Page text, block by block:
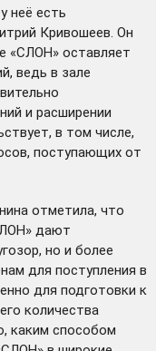
неё есть
Кривошеев. Он
«СЛОН» оставляет
ведь в зале
и расширении
в том числе,
поступающих от
отметила, что
дают
но и более
для поступления в
для подготовки к
количества
каким способом